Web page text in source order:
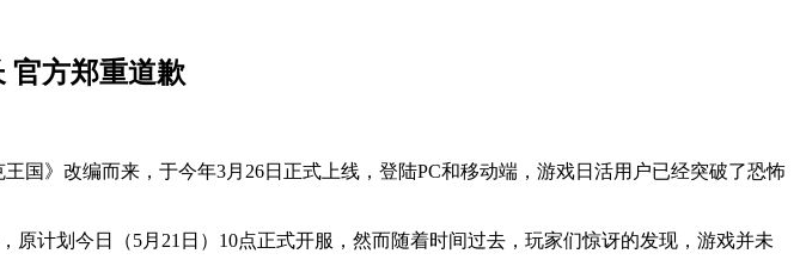
官方郑重道歉
国》改编而来，于今年3月26日正式上线，登陆PC和移动端，游戏日活用户已经突破了恐怖
计划今日（5月21日）10点正式开服，然而随着时间过去，玩家们惊讶的发现，游戏并未